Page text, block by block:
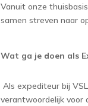
Vanuit onze
samen streven naar
Wat ga je doen als
Als expediteur bij
verantwoordelijk voor